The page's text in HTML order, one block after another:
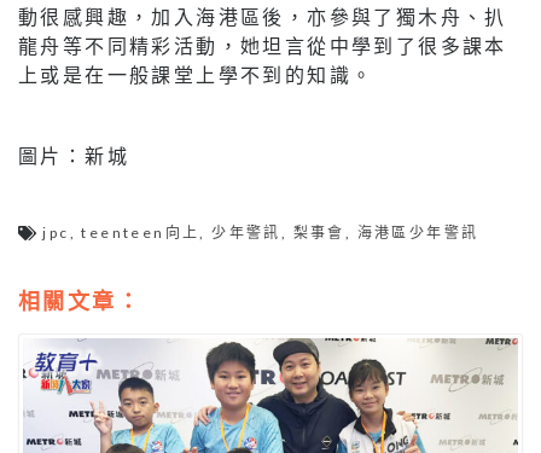
動很感興趣，加入海港區後，亦參與了獨木舟、扒
龍舟等不同精彩活動，她坦言從中學到了很多課本
上或是在一般課堂上學不到的知識。
圖片：新城
jpc ,teenteen向上 ,少年警訊 梨事會 海港區少年警訊
相關文章：